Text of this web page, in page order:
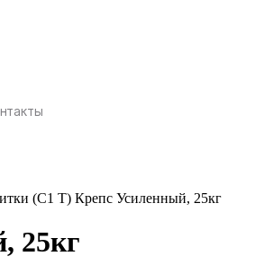
(С1 T) Крепс Усиленный, 25кг
25кг